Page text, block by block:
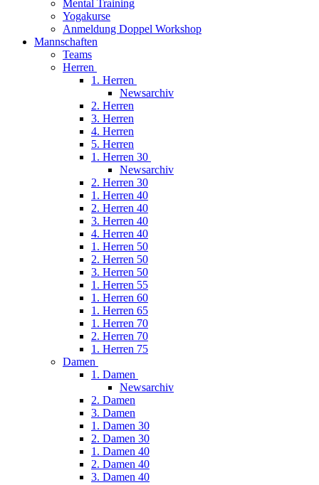
Mental Training
Yogakurse
Anmeldung Doppel Workshop
Mannschaften
Teams
Herren
1. Herren
Newsarchiv
2. Herren
3. Herren
4. Herren
5. Herren
1. Herren 30
Newsarchiv
2. Herren 30
1. Herren 40
2. Herren 40
3. Herren 40
4. Herren 40
1. Herren 50
2. Herren 50
3. Herren 50
1. Herren 55
1. Herren 60
1. Herren 65
1. Herren 70
2. Herren 70
1. Herren 75
Damen
1. Damen
Newsarchiv
2. Damen
3. Damen
1. Damen 30
2. Damen 30
1. Damen 40
2. Damen 40
3. Damen 40